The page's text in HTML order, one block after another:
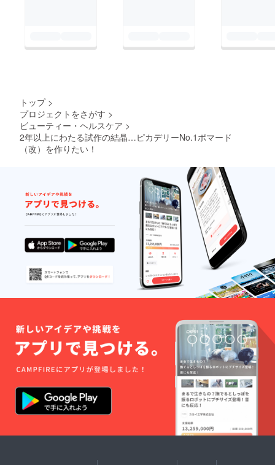
トップ >
プロジェクトをさがす >
ビューティー・ヘルスケア >
2年以上にわたる試作の結晶…ピカデリーNo.1ポマード
（改）を作りたい！